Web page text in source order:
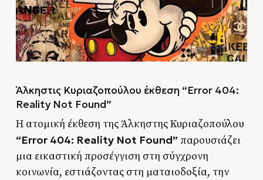
Άλκηστις Κυριαζοπούλου έκθεση “Error 404:
Reality Not Found”
Η ατομική έκθεση της Άλκηστης Κυριαζοπούλου
“Error 404: Reality Not Found” παρουσιάζει
μια εικαστική προσέγγιση στη σύγχρονη
κοινωνία, εστιάζοντας στη ματαιοδοξία, την